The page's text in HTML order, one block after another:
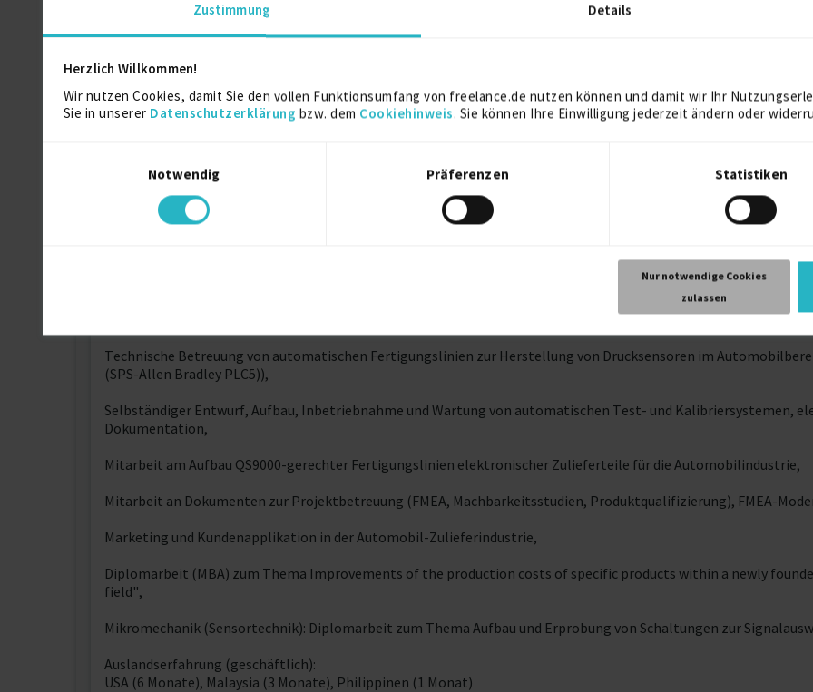
Zustimmung Details
Herzlich Willkommen!
Wir nutzen Cookies, damit Sie den vollen Funktionsumfang von freelance.de nutzen können und damit wir Ihr
Sie in unserer Datenschutzerklärung bzw. dem Cookiehinweis. Sie können Ihre Einwilligung jederzeit ändern oder
Notwendig
Präferenzen Statistiken
Nur notwendige Cookies
zulassen
Automatisierungstechnik:
3. Robotersteuerung (Bosch/Stäubli),
4. Regelungstechnik,
5. Schaltschrank- und Steuerungsbau,
Technische Betreuung von automatischen Fertigungslinien zur Herstellung von Drucksensoren im
(SPS-Allen Bradley PLC5)),
Selbständiger Entwurf, Aufbau, Inbetriebnahme und Wartung von automatischen Test- und Kalibriersystemen,
Dokumentation,
Mitarbeit am Aufbau QS9000-gerechter Fertigungslinien elektronischer Zulieferteile für die Automobilindustrie,
Mitarbeit an Dokumenten zur Projektbetreuung (FMEA, Machbarkeitsstudien, Produktqualifizierung), FMEA-
Marketing und Kundenapplikation in der Automobil-Zulieferindustrie,
Diplomarbeit (MBA) zum Thema Improvements of the production costs of specific products within a newly
field",
Mikromechanik (Sensortechnik): Diplomarbeit zum Thema Aufbau und Erprobung von Schaltungen zur
Auslandserfahrung (geschäftlich):
USA (6 Monate), Malaysia (3 Monate), Philippinen (1 Monat)